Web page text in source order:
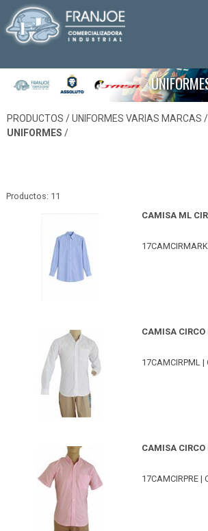
PRODUCTOS /UNIFORMES VARIAS MARCAS /
UNIFORMES /
Productos: 11
CAMISA ML
CAMISA CIRCO
17CAMCIRPML |
CAMISA CIRCO
17CAMCIRPRE |